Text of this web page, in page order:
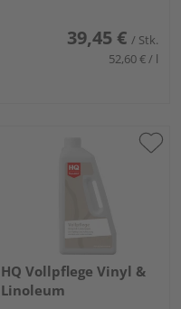
39,45 € / Stk.
52,60 € / l
HQ Vollpflege Vinyl &
Linoleum